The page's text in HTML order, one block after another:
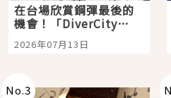
在台場欣賞鋼彈最後的
機會！「DiverCity
Tokyo Plaza」搭船、
購物、美食及夜景，一
2026年07月13日
No.3